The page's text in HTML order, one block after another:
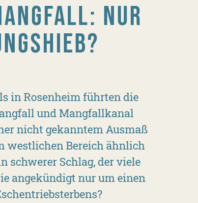
NUR
in Rosenheim führten die
und Mangfallkanal
nicht gekanntem Ausmaß
westlichen Bereich ähnlich
schwerer Schlag, der viele
angekündigt nur um einen